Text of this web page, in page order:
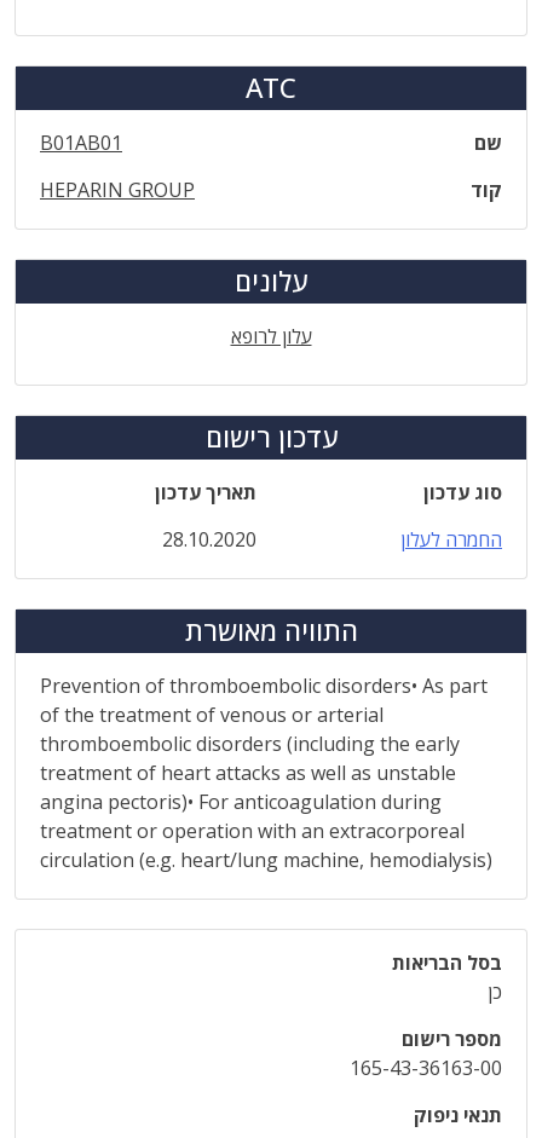
ATC
שם
B01AB01
קוד
HEPARIN GROUP
עלונים
עלון לרופא
עדכון רישום
סוג עדכון
תאריך עדכון
החמרה לעלון
28.10.2020
התוויה מאושרת
Prevention of thromboembolic disorders• As part
of the treatment of venous or arterial
thromboembolic disorders (including the early
treatment of heart attacks as well as unstable
angina pectoris)• For anticoagulation during
treatment or operation with an extracorporeal
circulation (e.g. heart/lung machine, hemodialysis)
בסל הבריאות
כן
מספר רישום
165-43-36163-00
תנאי ניפוק